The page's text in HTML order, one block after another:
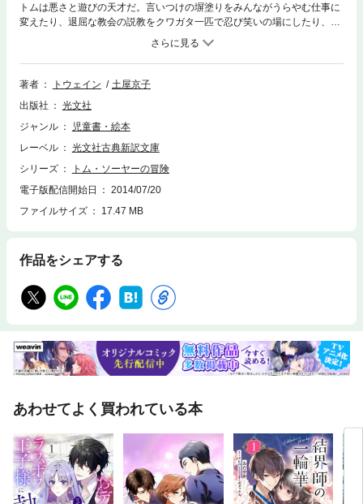
トムは悪さと遊びの天才だ。言いつけの塀塗りをみんながうらやむ仕事に
変えたり、退屈な教会の説教をクワガタ一匹で忍び笑いの場にしたり、家
出して親友のハックたちと海賊になってみたり。だがある時、偶然に殺人
現場を目撃してしまい……。わんぱく少年トムを通じて描かれる、自由を
求める心と冒険への憧れ、そして世界を見る無垢な目。アメリカで最も愛
される作家の半自伝的小説を、少年たちの声が聞こえてくる新訳で。
著者 トウェイン
土屋京子
出版社
光文社
ジャンル
児童書・絵本
レーベル
光文社古典新訳文庫
シリーズ
トム・ソーヤーの冒険
電子版配信開始日
2014/07/20
ファイルサイズ
17.47 MB
作品をシェアする
あわせてよく買われている本